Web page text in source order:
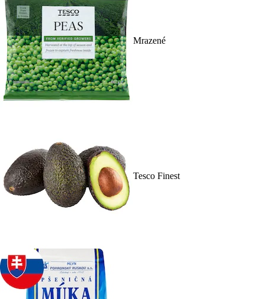
Mrazené
Tesco Finest